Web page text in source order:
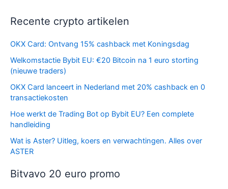
Recente crypto artikelen
OKX Card: Ontvang 15% cashback met Koningsdag
Welkomstactie Bybit EU: €20 Bitcoin na 1 euro storting
(nieuwe traders)
OKX Card lanceert in Nederland met 20% cashback en 0
transactiekosten
Hoe werkt de Trading Bot op Bybit EU? Een complete
handleiding
Wat is Aster? Uitleg, koers en verwachtingen. Alles over
ASTER
Bitvavo 20 euro promo